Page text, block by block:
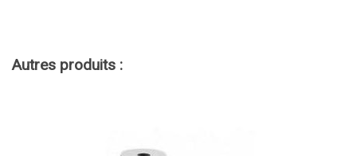
Autres produits :